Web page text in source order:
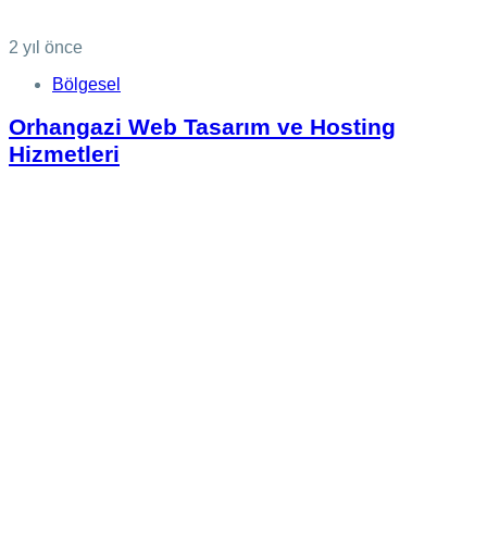
2 yıl önce
Bölgesel
Orhangazi Web Tasarım ve Hosting
Hizmetleri